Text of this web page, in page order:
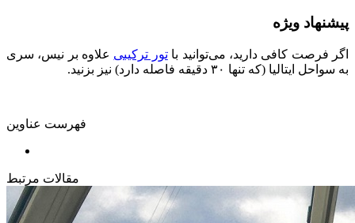
پیشنهاد ویژه
اگر فرصت کافی دارید، می‌توانید باتور ترکیبی علاوه بر نیس، سری
به سواحل ایتالیا (که تنها ۳۰ دقیقه فاصله دارد) نیز بزنید.
فهرست عناوین
مقالات مرتبط